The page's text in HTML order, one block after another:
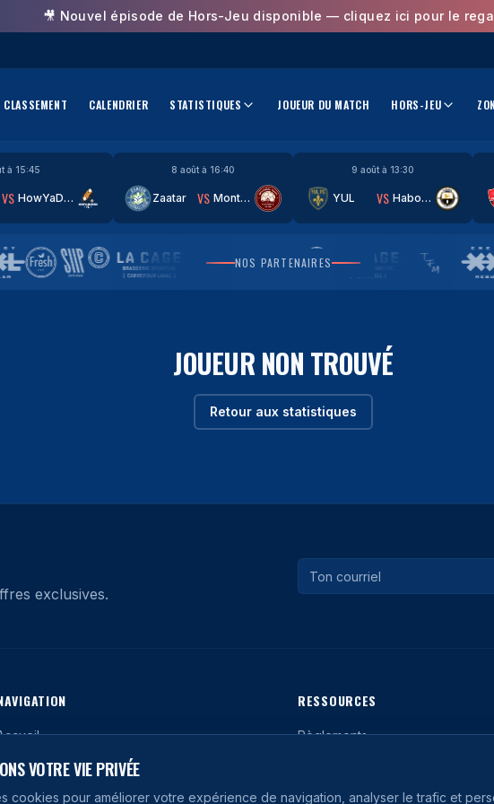
🎥 Nouvel épisode de Hors-Jeu disponible — cliquez ici pour le
CLASSEMENT CALENDRIER STATISTIQUES JOUEUR DU MATCH HORS-JEU
à 15:45
VS HowYaDoinnn
8 août à 16:40
Zaatar VS Montréal
9 août à 13:30
YUL VS Haboub
NOS PARTENAIRES
JOUEUR NON TROUVÉ
Retour aux statistiques
exclusives.
Équipes
RESSOURCES
Règlements
Articles
VOTRE VIE PRIVÉE
cookies pour améliorer votre expérience de navigation, analyser le trafic et